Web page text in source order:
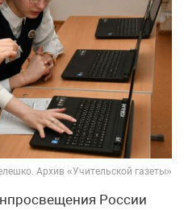
Архив «Учительской газеты»
России